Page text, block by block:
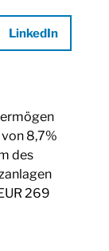
LinkedIn
8,7%
des
269